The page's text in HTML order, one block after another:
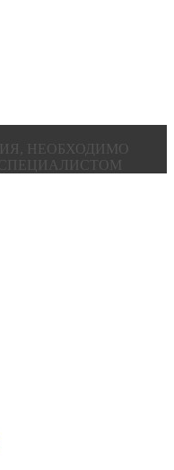
НЕОБХОДИМО